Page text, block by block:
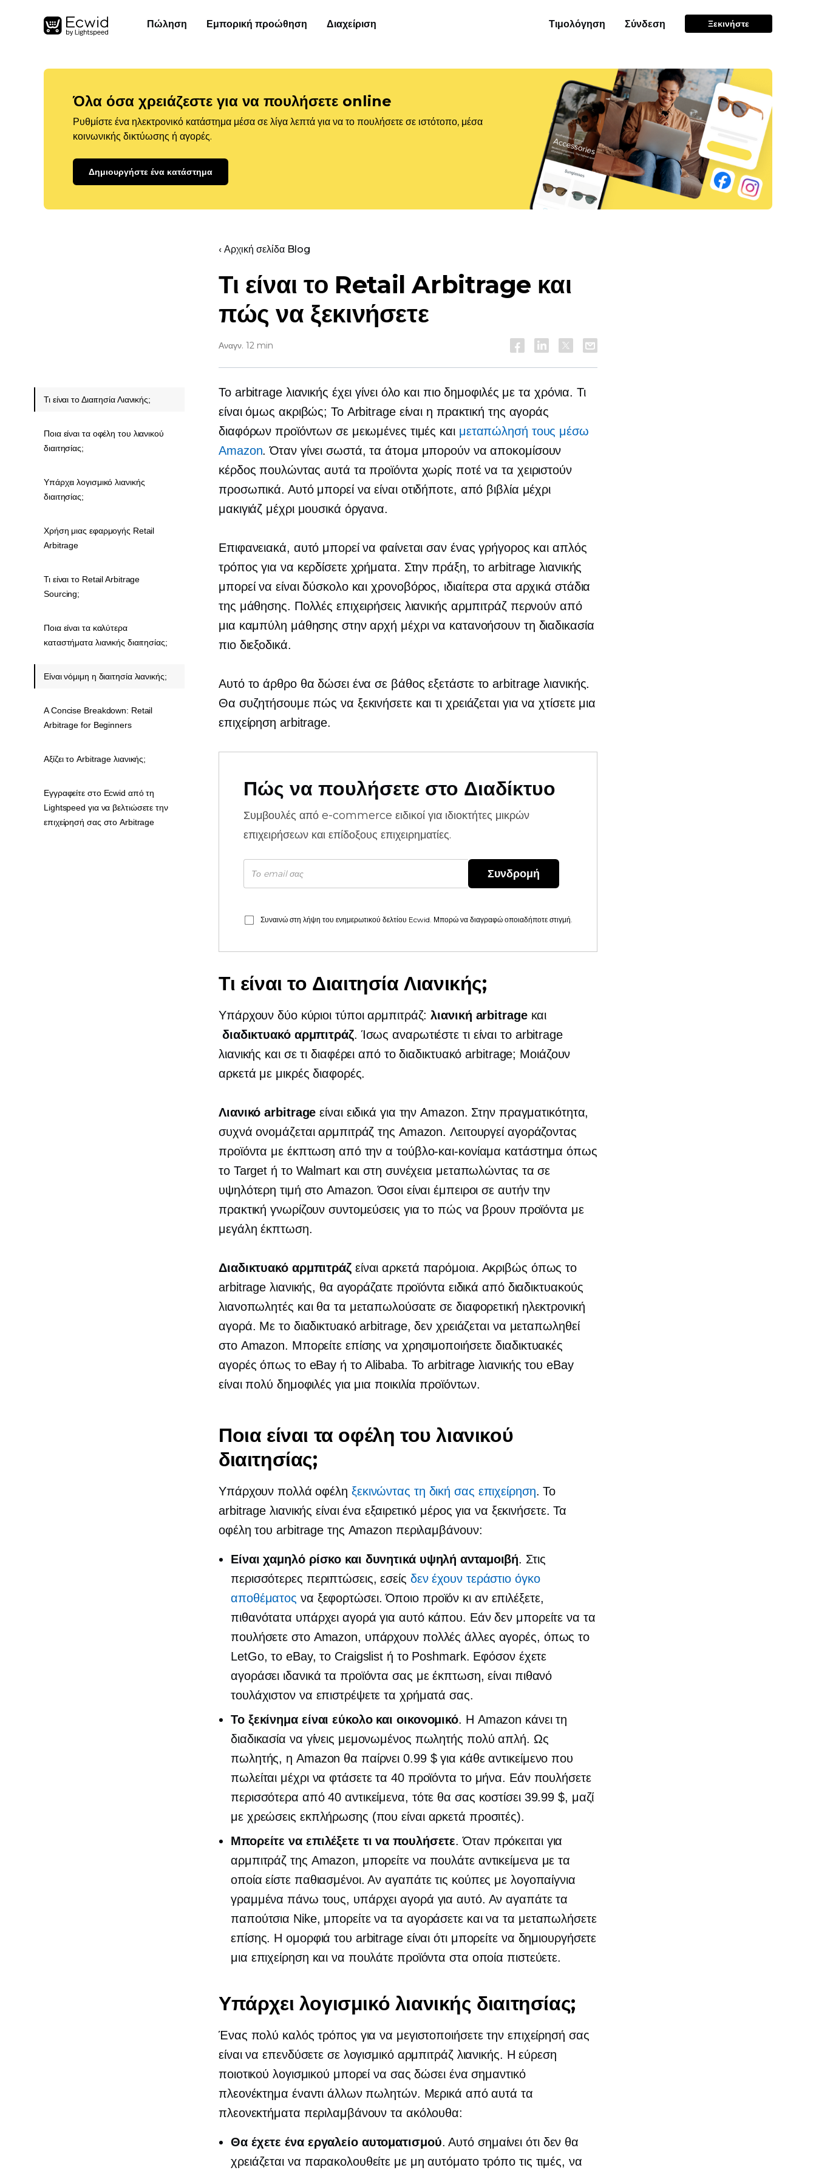
Πώληση Εμπορική προώθηση Διαχείριση Τιμολόγηση Σύνδεση Ξεκινήστε
Όλα όσα χρειάζεστε για να πουλήσετε online
Ρυθμίστε ένα ηλεκτρονικό κατάστημα μέσα σε λίγα λεπτά για να το πουλήσετε σε ιστότοπο, μέσα
κοινωνικής δικτύωσης ή αγορές.
Δημιουργήστε ένα κατάστημα
‹ Αρχική σελίδα Blog
Τι είναι το Retail Arbitrage και
πώς να ξεκινήσετε
Αναγν. 12 min
Το arbitrage λιανικής έχει γίνει όλο και πιο δημοφιλές με τα χρόνια. Τι
είναι όμως ακριβώς; Το Arbitrage είναι η πρακτική της αγοράς
διαφόρων προϊόντων σε μειωμένες τιμές και μεταπώλησή τους μέσω
Amazon. Όταν γίνει σωστά, τα άτομα μπορούν να αποκομίσουν
κέρδος πουλώντας αυτά τα προϊόντα χωρίς ποτέ να τα χειριστούν
προσωπικά. Αυτό μπορεί να είναι οτιδήποτε, από βιβλία μέχρι
μακιγιάζ μέχρι μουσικά όργανα.
Επιφανειακά, αυτό μπορεί να φαίνεται σαν ένας γρήγορος και απλός
τρόπος για να κερδίσετε χρήματα. Στην πράξη, το arbitrage λιανικής
μπορεί να είναι δύσκολο καιχρονοβόρος, ιδιαίτερα στα αρχικά στάδια
της μάθησης. Πολλές επιχειρήσεις λιανικής αρμπιτράζ περνούν από
μια καμπύλη μάθησης στην αρχή μέχρι να κατανοήσουν τη διαδικασία
πιο διεξοδικά.
Αυτό το άρθρο θα δώσει ένασε βάθος εξετάστε το arbitrage λιανικής.
Θα συζητήσουμε πώς να ξεκινήσετε και τι χρειάζεται για να χτίσετε μια
επιχείρηση arbitrage.
Πώς να πουλήσετε στο Διαδίκτυο
Συμβουλές από e-commerce ειδικοί για ιδιοκτήτες μικρών
επιχειρήσεων και επίδοξους επιχειρηματίες.
Συνδρομή
Συναινώ στη λήψη του ενημερωτικού δελτίου Ecwid. Μπορώ να διαγραφώ οποιαδήποτε στιγμή.
Τι είναι το Διαιτησία Λιανικής;
Υπάρχουν δύο κύριοι τύποι αρμπιτράζ:λιανική arbitrageκαι
διαδικτυακό αρμπιτράζ. Ίσως αναρωτιέστε τι είναι το arbitrage
λιανικής και σε τι διαφέρει από το διαδικτυακό arbitrage; Μοιάζουν
αρκετά με μικρές διαφορές.
Λιανικό arbitrage είναι ειδικά για την Amazon. Στην πραγματικότητα,
συχνά ονομάζεται αρμπιτράζ της Amazon. Λειτουργεί αγοράζοντας
προϊόντα με έκπτωση από την α τούβλο-και-κονίαμα κατάστημα όπως
το Target ή το Walmart και στη συνέχεια μεταπωλώντας τα σε
υψηλότερη τιμή στο Amazon. Όσοι είναι έμπειροι σε αυτήν την
πρακτική γνωρίζουν συντομεύσεις για το πώς να βρουν προϊόντα με
μεγάλη έκπτωση.
Διαδικτυακό αρμπιτράζείναι αρκετά παρόμοια. Ακριβώς όπως το
arbitrage λιανικής, θα αγοράζατε προϊόντα ειδικά από διαδικτυακούς
λιανοπωλητές και θα τα μεταπωλούσατε σε διαφορετική ηλεκτρονική
αγορά. Με το διαδικτυακό arbitrage, δεν χρειάζεται να μεταπωληθεί
στο Amazon. Μπορείτε επίσης να χρησιμοποιήσετε διαδικτυακές
αγορές όπως το eBay ή το Alibaba. Το arbitrage λιανικής του eBay
είναι πολύ δημοφιλές για μια ποικιλία προϊόντων.
Ποια είναι τα οφέλη του λιανικού
διαιτησίας;
Υπάρχουν πολλά οφέλη ξεκινώντας τη δική σας επιχείρηση. Το
arbitrage λιανικής είναι ένα εξαιρετικό μέρος για να ξεκινήσετε. Τα
οφέλη του arbitrage της Amazon περιλαμβάνουν:
Είναι χαμηλό ρίσκο και δυνητικά υψηλή ανταμοιβή. Στις
περισσότερες περιπτώσεις, εσείς δεν έχουν τεράστιο όγκο
αποθέματος να ξεφορτώσει. Όποιο προϊόν κι αν επιλέξετε,
πιθανότατα υπάρχει αγορά για αυτό κάπου. Εάν δεν μπορείτε να τα
πουλήσετε στο Amazon, υπάρχουν πολλές άλλες αγορές, όπως το
LetGo, το eBay, το Craigslist ή το Poshmark. Εφόσον έχετε
αγοράσει ιδανικά τα προϊόντα σας με έκπτωση, είναι πιθανό
τουλάχιστον να επιστρέψετε τα χρήματά σας.
Το ξεκίνημα είναι εύκολο και οικονομικό. Η Amazon κάνει τη
διαδικασία να γίνεις μεμονωμένος πωλητής πολύ απλή. Ως
πωλητής, η Amazon θα παίρνει 0.99 $ για κάθε αντικείμενο που
πωλείται μέχρι να φτάσετε τα 40 προϊόντα το μήνα. Εάν πουλήσετε
περισσότερα από 40 αντικείμενα, τότε θα σας κοστίσει 39.99 $, μαζί
με χρεώσεις εκπλήρωσης (που είναι αρκετά προσιτές).
Μπορείτε να επιλέξετε τι να πουλήσετε. Όταν πρόκειται για
αρμπιτράζ της Amazon, μπορείτε να πουλάτε αντικείμενα με τα
οποία είστε παθιασμένοι. Αν αγαπάτε τις κούπες με λογοπαίγνια
γραμμένα πάνω τους, υπάρχει αγορά για αυτό. Αν αγαπάτε τα
παπούτσια Nike, μπορείτε να τα αγοράσετε και να τα μεταπωλήσετε
επίσης. Η ομορφιά του arbitrage είναι ότι μπορείτε να δημιουργήσετε
μια επιχείρηση και να πουλάτε προϊόντα στα οποία πιστεύετε.
Υπάρχει λογισμικό λιανικής διαιτησίας;
Ένας πολύ καλός τρόπος για να μεγιστοποιήσετε την επιχείρησή σας
είναι να επενδύσετε σε λογισμικό αρμπιτράζ λιανικής. Η εύρεση
ποιοτικού λογισμικού μπορεί να σας δώσει ένα σημαντικό
πλεονέκτημα έναντι άλλων πωλητών. Μερικά από αυτά τα
πλεονεκτήματα περιλαμβάνουν τα ακόλουθα:
Θα έχετε ένα εργαλείο αυτοματισμού. Αυτό σημαίνει ότι δεν θα
χρειάζεται να παρακολουθείτε με μη αυτόματο τρόπο τις τιμές, να
Τι είναι το Διαιτησία Λιανικής;
Ποια είναι τα οφέλη του λιανικού
διαιτησίας;
Υπάρχει λογισμικό λιανικής
διαιτησίας;
Χρήση μιας εφαρμογής Retail
Arbitrage
Τι είναι το Retail Arbitrage
Sourcing;
Ποια είναι τα καλύτερα
καταστήματα λιανικής διαιτησίας;
Είναι νόμιμη η διαιτησία λιανικής;
A Concise Breakdown: Retail
Arbitrage for Beginners
Αξίζει το Arbitrage λιανικής;
Εγγραφείτε στο Ecwid από τη
Lightspeed για να βελτιώσετε την
επιχείρησή σας στο Arbitrage